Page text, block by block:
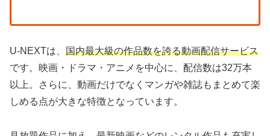
U-NEXTは、 国内最大級の作品数を誇る動画配信サービス
です。映画・ドラマ・アニメを中心に、配信数は32万本
以上。さらに、動画だけでなくマンガや雑誌もまとめて楽
しめる点が大きな特徴となっています。